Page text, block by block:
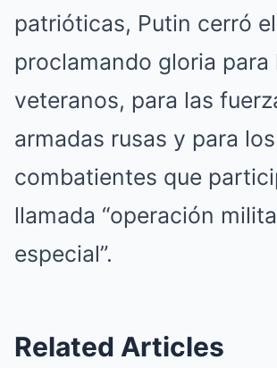
patrióticas, Putin cerró
proclamando gloria para
veteranos, para las
armadas rusas y para los
combatientes que
llamada “operación
especial”.
Related Articles